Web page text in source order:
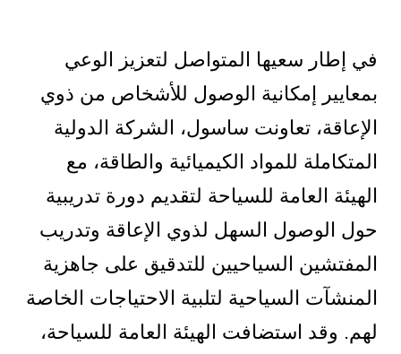
في إطار سعيها المتواصل لتعزيز الوعي
بمعايير إمكانية الوصول للأشخاص من ذوي
الإعاقة، تعاونت ساسول، الشركة الدولية
المتكاملة للمواد الكيميائية والطاقة، مع
الهيئة العامة للسياحة لتقديم دورة تدريبية
حول الوصول السهل لذوي الإعاقة وتدريب
المفتشين السياحيين للتدقيق على جاهزية
المنشآت السياحية لتلبية الاحتياجات الخاصة
لهم. وقد استضافت الهيئة العامة للسياحة،